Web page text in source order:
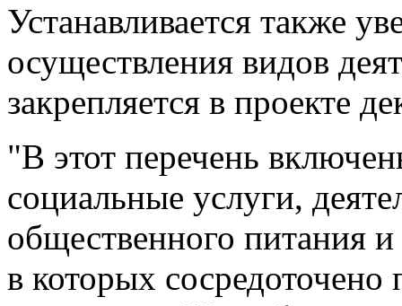
Устанавливается также
осуществления видов
закрепляется в проекте
"В этот перечень
социальные услуги,
общественного питания
в которых